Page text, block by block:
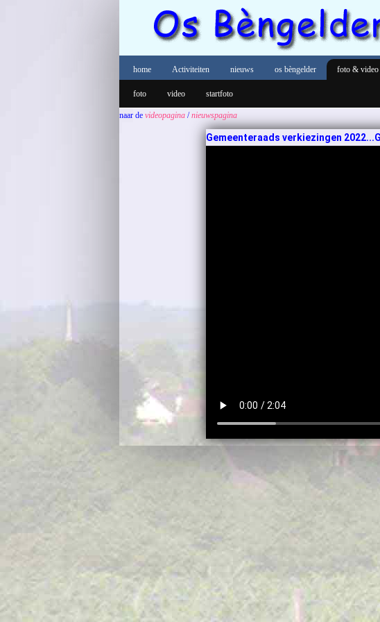
home Activiteiten nieuws os bèngelder foto & video
foto video startfoto
naar de videopagina /nieuwspagina
Gemeenteraads verkiezingen